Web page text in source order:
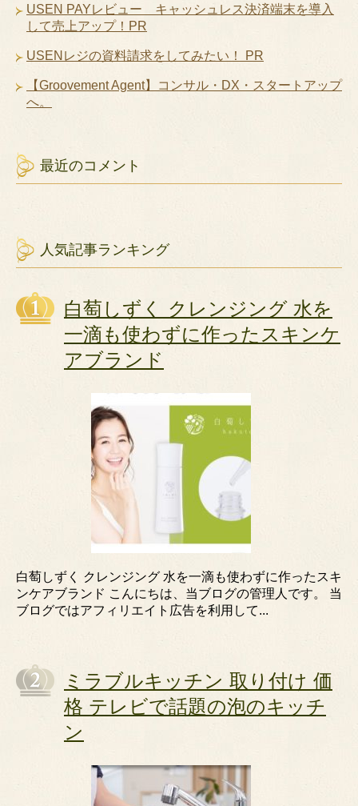
USEN PAYレビュー キャッシュレス決済端末を導入
して売上アップ！PR
USENレジの資料請求をしてみたい！ PR
【Groovement Agent】コンサル・DX・スタートアップ
へ。
最近のコメント
人気記事ランキング
白萄しずく クレンジング 水を
一滴も使わずに作ったスキンケ
アブランド
白萄しずく クレンジング 水を一滴も使わずに作ったスキ
ンケアブランド こんにちは、当ブログの管理人です。 当
ブログではアフィリエイト広告を利用して...
ミラブルキッチン 取り付け 価
格 テレビで話題の泡のキッチ
ン